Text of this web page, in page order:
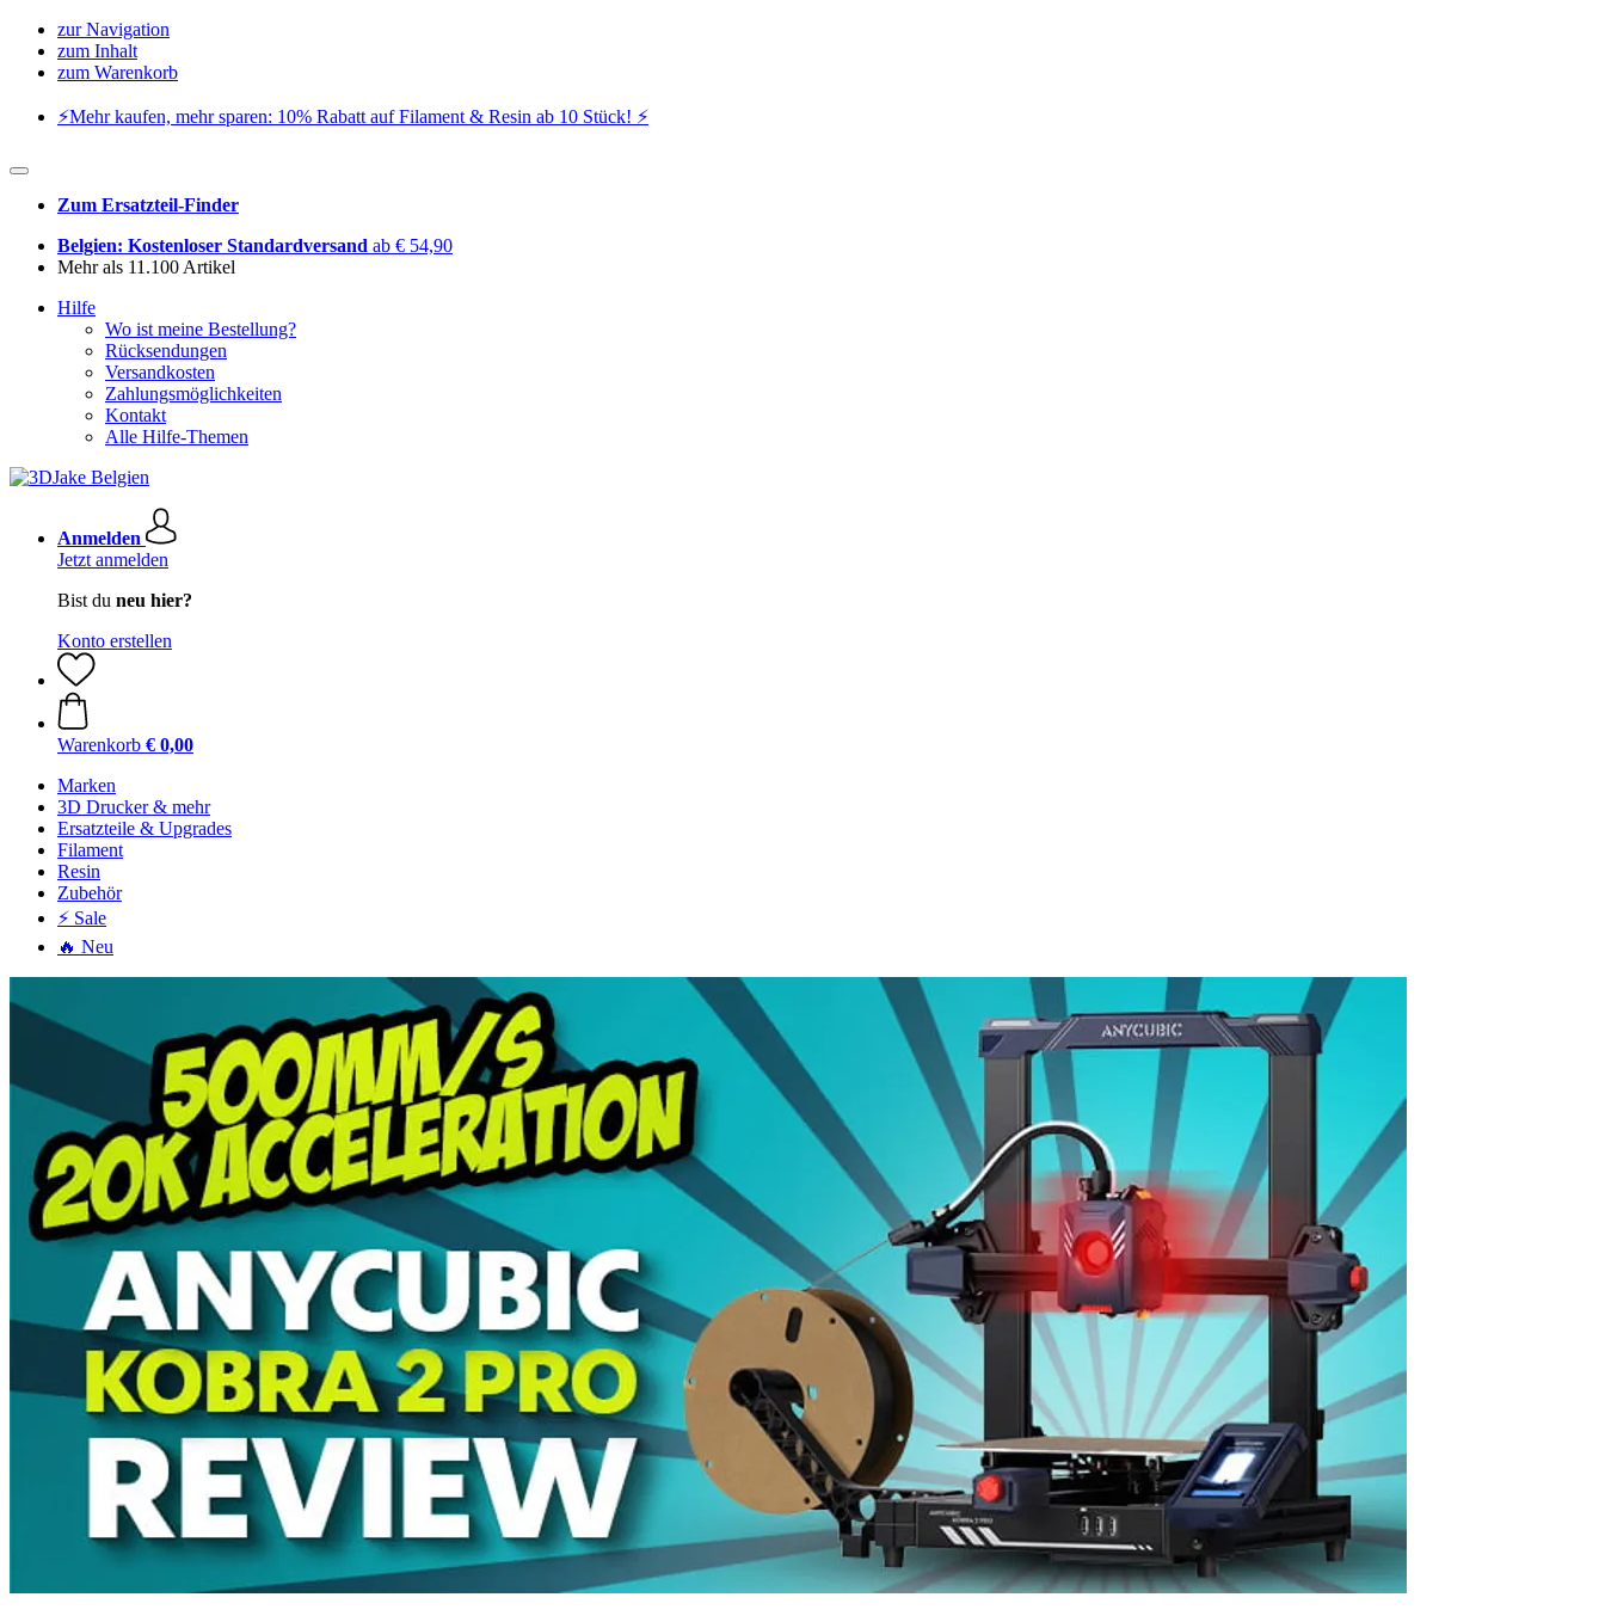
zur Navigation
zum Inhalt
zum Warenkorb
⚡️Mehr kaufen, mehr sparen: 10% Rabatt auf Filament & Resin ab 10 Stück! ⚡️
Zum Ersatzteil-Finder
Belgien: Kostenloser Standardversand ab € 54,90
Mehr als 11.100 Artikel
Hilfe
Wo ist meine Bestellung?
Rücksendungen
Versandkosten
Zahlungsmöglichkeiten
Kontakt
Alle Hilfe-Themen
Anmelden
Jetzt anmelden
Bist du neu hier?
Konto erstellen
Warenkorb € 0,00
Marken
3D Drucker & mehr
Ersatzteile & Upgrades
Filament
Resin
Zubehör
⚡ Sale
🔥 Neu